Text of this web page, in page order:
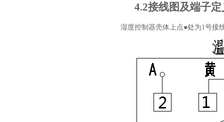
4.2接线图及端子定
湿度控制器壳体上点●处为1号接